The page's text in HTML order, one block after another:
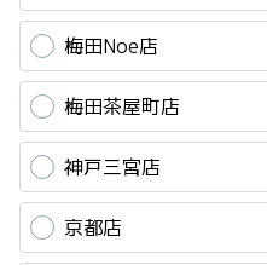
梅田Noe店
梅田茶屋町店
神戸三宮店
京都店